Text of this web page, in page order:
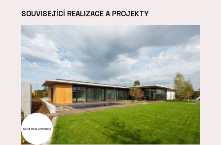
SOUVISEJÍCÍ REALIZACE A PROJEKTY